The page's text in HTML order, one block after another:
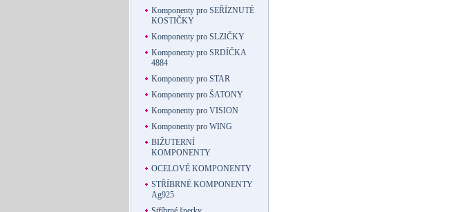
Komponenty pro SEŘÍZNUTÉ
KOSTIČKY
Komponenty pro SLZIČKY
Komponenty pro SRDÍČKA
4884
Komponenty pro STAR
Komponenty pro ŠATONY
Komponenty pro VISION
Komponenty pro WING
BIŽUTERNÍ
KOMPONENTY
OCELOVÉ KOMPONENTY
STŘÍBRNÉ KOMPONENTY
Ag925